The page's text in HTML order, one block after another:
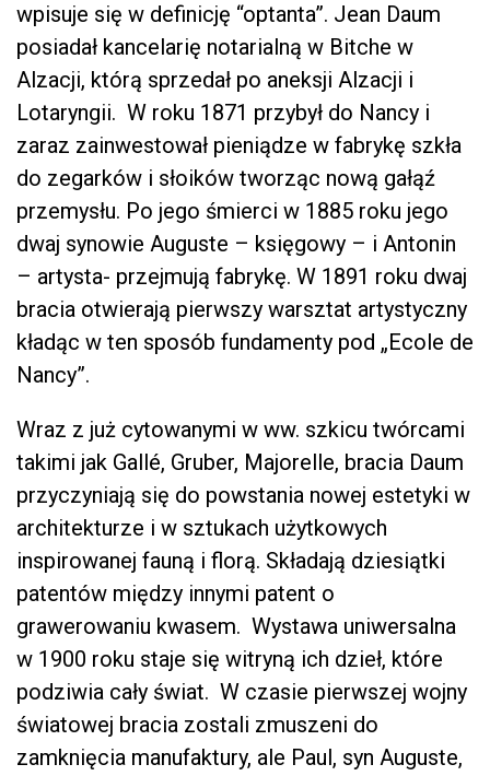
wpisuje się w definicję “optanta”. Jean Daum
posiadał kancelarię notarialną w Bitche w
Alzacji, którą sprzedał po aneksji Alzacji i
Lotaryngii. W roku 1871 przybył do Nancy i
zaraz zainwestował pieniądze w fabrykę szkła
do zegarków i słoików tworząc nową gałąź
przemysłu. Po jego śmierci w 1885 roku jego
dwaj synowie Auguste – księgowy – i Antonin
– artysta- przejmują fabrykę. W 1891 roku dwaj
bracia otwierają pierwszy warsztat artystyczny
kładąc w ten sposób fundamenty pod „Ecole de
Nancy”.
Wraz z już cytowanymi w ww. szkicu twórcami
takimi jak Gallé, Gruber, Majorelle, bracia Daum
przyczyniają się do powstania nowej estetyki w
architekturze i w sztukach użytkowych
inspirowanej fauną i florą. Składają dziesiątki
patentów między innymi patent o
grawerowaniu kwasem. Wystawa uniwersalna
w 1900 roku staje się witryną ich dzieł, które
podziwia cały świat. W czasie pierwszej wojny
światowej bracia zostali zmuszeni do
zamknięcia manufaktury, ale Paul, syn Auguste,